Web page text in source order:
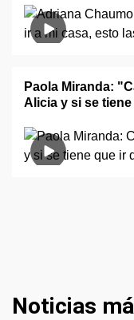
Paola Miranda:
Alicia y si se
Noticias